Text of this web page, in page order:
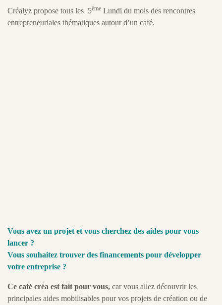
Créalyz propose tous les 5ème Lundi du mois des rencontres
entrepreneuriales thématiques autour d’un café.
Vous avez un projet et vous cherchez des aides pour vous
lancer ?
Vous souhaitez trouver des financements pour développer
votre entreprise ?
Ce café créa est fait pour vous, car vous allez découvrir les
principales aides mobilisables pour vos projets de création ou de